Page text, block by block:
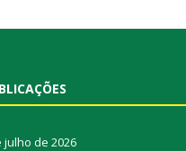
julho de 2026